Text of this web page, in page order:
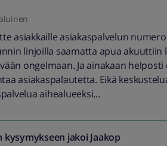
asiakkaille asiakaspalvelun
linjoilla saamatta apua akuuttiin
ongelmaan. Ja ainakaan helposti
asiakaspalautetta. Eikä
aihealueeksi...
kysymykseen jakoi Jaakop